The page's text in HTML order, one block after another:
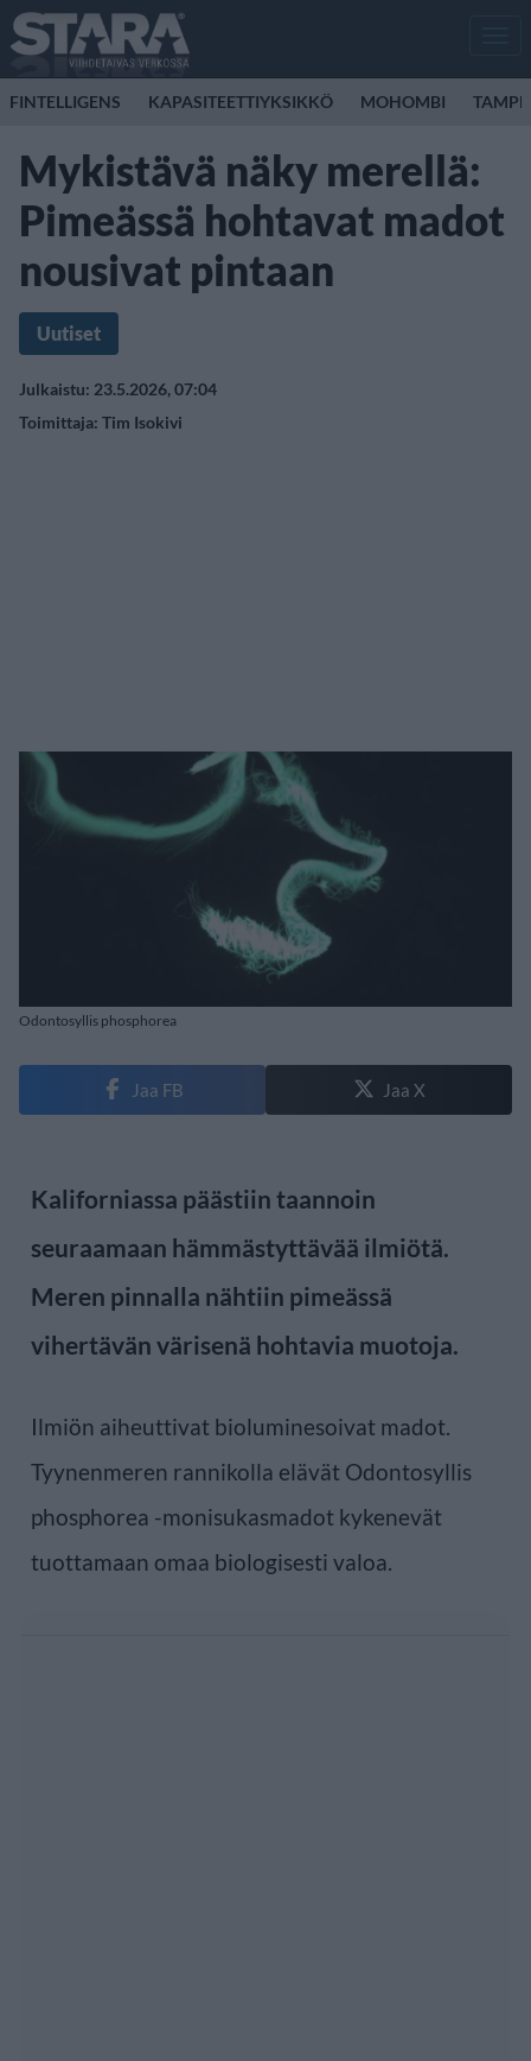
FINTELLIGENS KAPASITEETTIYKSIKKÖ MOHOMBI
Mykistävä näky merellä:
Pimeässä hohtavat madot
nousivat pintaan
Uutiset
Julkaistu: 23.5.2026, 07:04
Toimittaja: Tim Isokivi
Odontosyllis phosphorea
Jaa FB Jaa X
Kaliforniassa päästiin taannoin
seuraamaan hämmästyttävää ilmiötä.
Meren pinnalla nähtiin pimeässä
vihertävän värisenä hohtavia muotoja.
Ilmiön aiheuttivat bioluminesoivat madot.
Tyynenmeren rannikolla elävät Odontosyllis
phosphorea -monisukasmadot kykenevät
tuottamaan omaa biologisesti valoa.